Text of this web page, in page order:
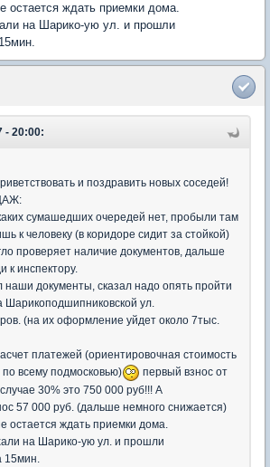
остается ждать приемки дома.
на Шарико-ую ул. и прошли
- 20:00:
и поздравить новых соседей!
сумашедших очередей нет, пробыли там
к человеку (в коридоре сидит за стойкой)
проверяет наличие документов, дальше
к инспектору.
наши документы, сказал надо опять пройти
Шарикоподшипниковской ул.
(на их оформление уйдет около 7тыс.
платежей (ориентировочная стоимость
по всему подмосковью)
первый взнос от
30% это 750 000 руб!!! А
57 000 руб. (дальше немного снижается)
остается ждать приемки дома.
на Шарико-ую ул. и прошли
15мин.